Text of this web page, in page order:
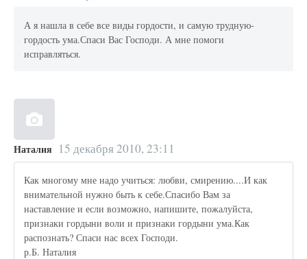
А я нашла в себе все виды гордости, и самую трудную-
гордость ума.Спаси Вас Господи. А мне помоги
исправляться.
Наталия 15 декабря 2010, 23:11
Как многому мне надо учиться: любви, смирению....И как
внимательной нужно быть к себе.Спасибо Вам за
наставление и если возможно, напишите, пожалуйста,
признаки гордыни воли и признаки гордыни ума.Как
распознать? Спаси нас всех Господи.
р.Б. Наталия